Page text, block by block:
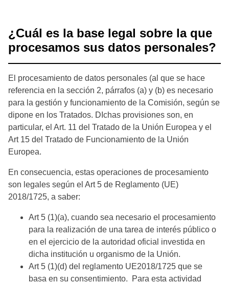
¿Cuál es la base legal sobre la que
procesamos sus datos personales?
El procesamiento de datos personales (al que se hace
referencia en la sección 2, párrafos (a) y (b) es necesario
para la gestión y funcionamiento de la Comisión, según se
dipone en los Tratados. DIchas provisiones son, en
particular, el Art. 11 del Tratado de la Unión Europea y el
Art 15 del Tratado de Funcionamiento de la Unión
Europea.
En consecuencia, estas operaciones de procesamiento
son legales según el Art 5 de Reglamento (UE)
2018/1725, a saber:
Art 5 (1)(a), cuando sea necesario el procesamiento
para la realización de una tarea de interés público o
en el ejercicio de la autoridad oficial investida en
dicha institución u organismo de la Unión.
Art 5 (1)(d) del reglamento UE2018/1725 que se
basa en su consentimiento. Para esta actividad